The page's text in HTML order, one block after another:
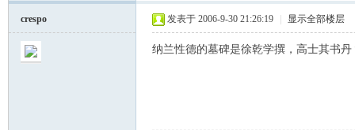
crespo 发表于 2006-9-30 21:26:19 显示全部楼层
纳兰性德的墓碑是徐乾学撰，高士其书